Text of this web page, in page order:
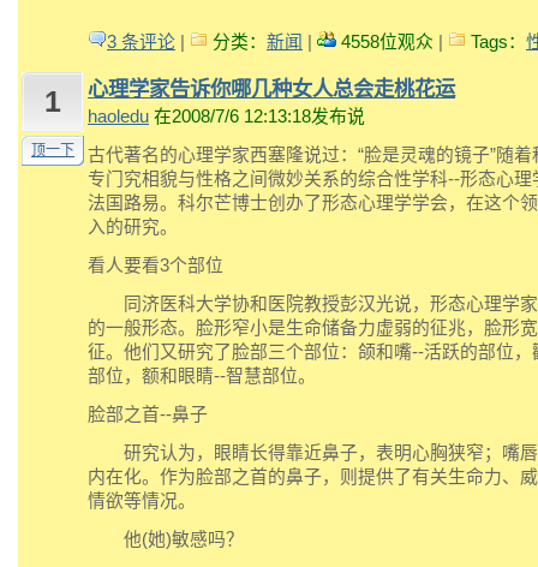
3 条评论 分类： 新闻 4558位观众 Tags：
1
顶一下
心理学家告诉你哪几种女人总会走桃花运
haoledu 在2008/7/6 12:13:18发布说
古代著名的心理学家西塞隆说过：“脸是灵魂的镜子”随
专门究相貌与性格之间微妙关系的综合性学科--形态心理
法国路易。科尔芒博士创办了形态心理学学会，在这个
入的研究。
看人要看3个部位
同济医科大学协和医院教授彭汉光说，形态心理学家
的一般形态。脸形窄小是生命储备力虚弱的征兆，脸形
征。他们又研究了脸部三个部位：颌和嘴--活跃的部位
部位，额和眼睛--智慧部位。
脸部之首--鼻子
研究认为，眼睛长得靠近鼻子，表明心胸狭窄；嘴唇
内在化。作为脸部之首的鼻子，则提供了有关生命力、
情欲等情况。
他(她)敏感吗？